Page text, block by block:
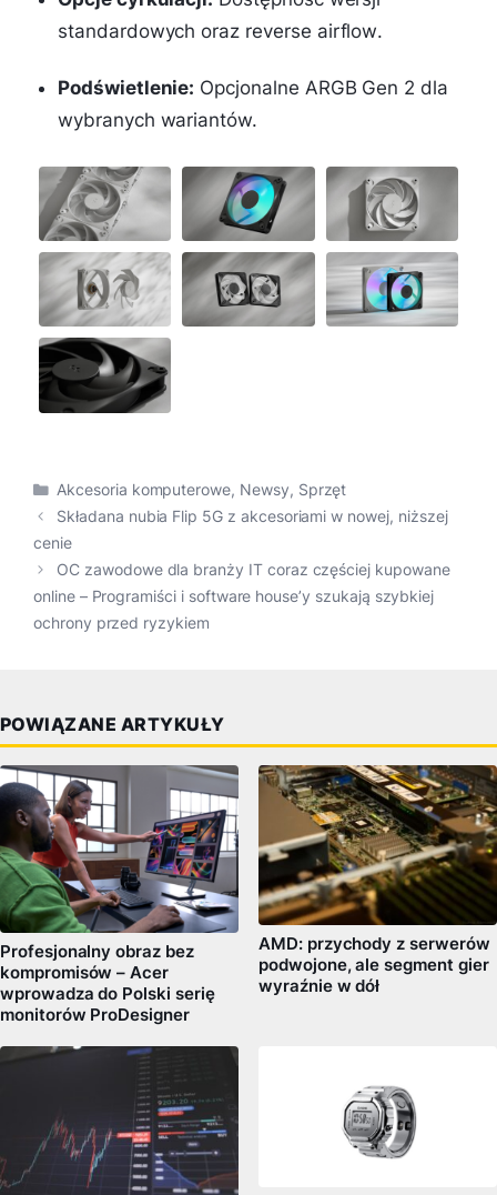
standardowych oraz reverse airflow.
Podświetlenie: Opcjonalne ARGB Gen 2 dla
wybranych wariantów.
Kategorie
Akcesoria komputerowe, Newsy, Sprzęt
Składana nubia Flip 5G z akcesoriami w nowej, niższej
cenie
OC zawodowe dla branży IT coraz częściej kupowane
online – Programiści i software house’y szukają szybkiej
ochrony przed ryzykiem
POWIĄZANE ARTYKUŁY
Profesjonalny obraz bez
kompromisów – Acer
wprowadza do Polski serię
monitorów ProDesigner
AMD: przychody z serwerów
podwojone, ale segment gier
wyraźnie w dół